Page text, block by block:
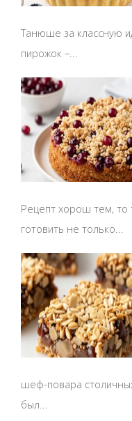
Танюше за классную
пирожок –...
Рецепт хорош тем, то
готовить не только...
шеф-повара
был...